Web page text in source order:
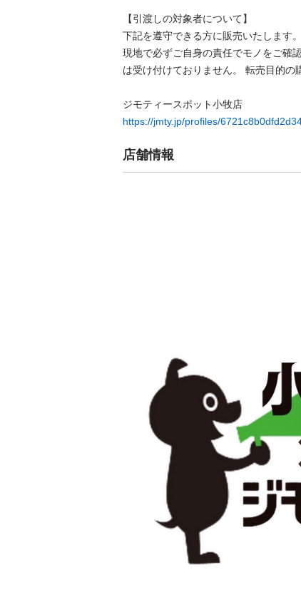
【引渡しの対象者について】
下記を遵守できる⽅に販売いたします。
現地で必ずご⾃⾝の責任でモノをご確
は受け付けておりません。 転売⽬的の
https://jmty.jp/profiles/
店舗情報